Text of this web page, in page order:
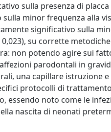
sulla presenza di placca
minor frequenza alla
significativo sulla
su corrette
non potendo agire sui
parodontali in
una capillare istruzione e
protocolli di
essendo noto come le
nascita di neonati